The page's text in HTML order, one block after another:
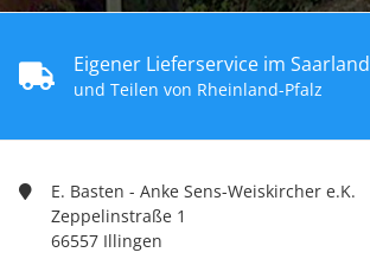
Eigener Lieferservice im Saarland
und Teilen von Rheinland-Pfalz
E. Basten - Anke Sens-Weiskircher e.K.
Zeppelinstraße 1
66557 Illingen